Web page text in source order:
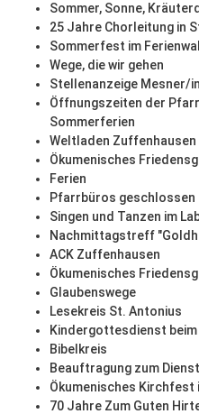
Sommer, Sonne,
25 Jahre Chorleitung in
Sommerfest im
Wege, die wir gehen
Stellenanzeige Mesner/
Öffnungszeiten der
Sommerferien
Weltladen Zuffenhausen
Ökumenisches
Ferien
Pfarrbüros geschlossen
Singen und Tanzen im
Nachmittagstreff
ACK Zuffenhausen
Ökumenisches
Glaubenswege
Lesekreis St. Antonius
Kindergottesdienst
Bibelkreis
Beauftragung zum
Ökumenisches Kirchfest
70 Jahre Zum Guten